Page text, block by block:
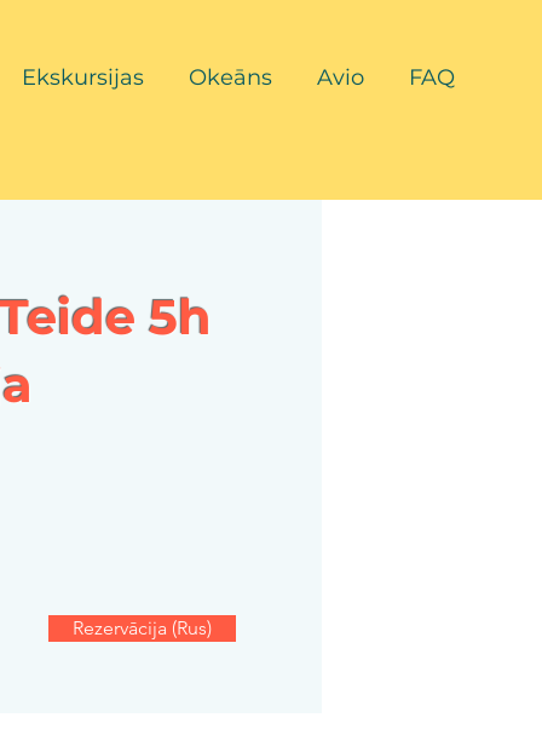
Ekskursijas Okeāns Avio FAQ
5h
Rezervācija (Rus)